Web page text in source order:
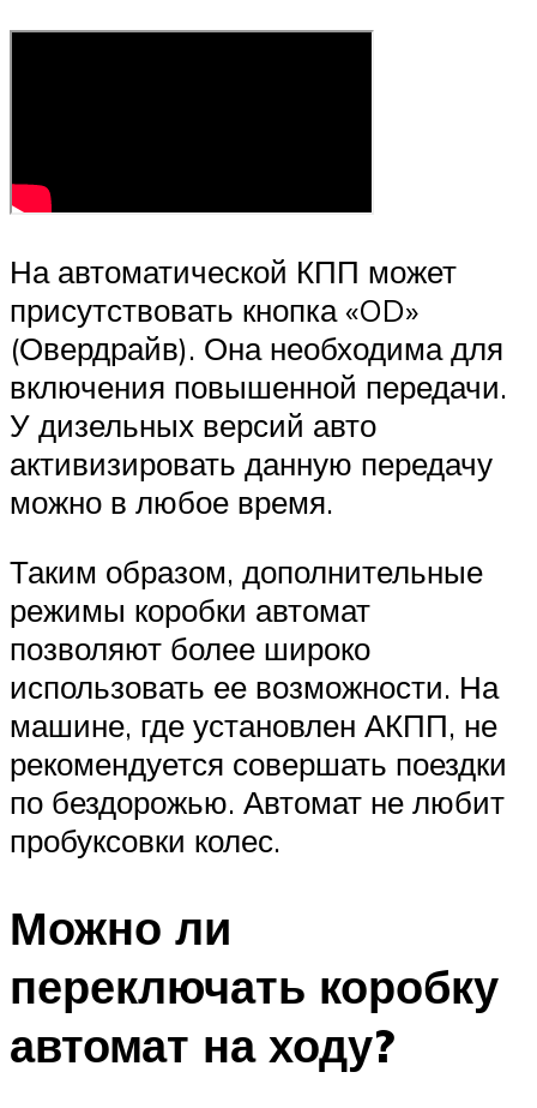
На автоматической КПП может
присутствовать кнопка «OD»
(Овердрайв). Она необходима для
включения повышенной передачи.
У дизельных версий авто
активизировать данную передачу
можно в любое время.
Таким образом, дополнительные
режимы коробки автомат
позволяют более широко
использовать ее возможности. На
машине, где установлен АКПП, не
рекомендуется совершать поездки
по бездорожью. Автомат не любит
пробуксовки колес.
Можно ли
переключать коробку
автомат на ходу?